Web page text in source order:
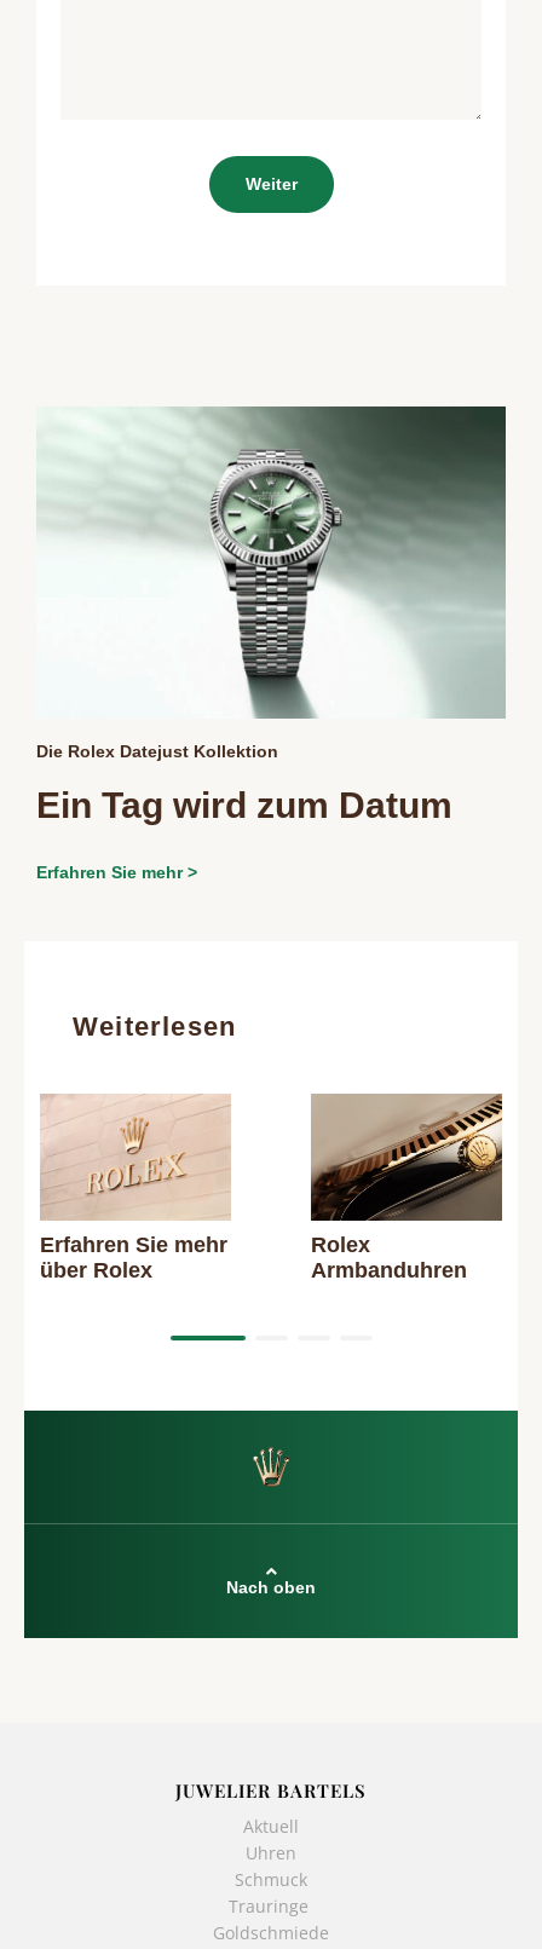
Weiter
Die Rolex Datejust Kollektion
Ein Tag wird zum Datum
Erfahren Sie mehr >
Weiterlesen
Erfahren Sie mehr
über Rolex
Rolex
Armbanduhren
Nach oben
JUWELIER BARTELS
Aktuell
Uhren
Schmuck
Trauringe
Goldschmiede